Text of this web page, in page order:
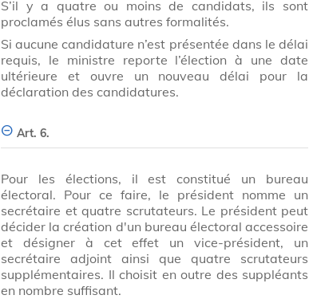
S’il y a quatre ou moins de candidats, ils sont
proclamés élus sans autres formalités.
Si aucune candidature n’est présentée dans le délai
requis, le ministre reporte l’élection à une date
ultérieure et ouvre un nouveau délai pour la
déclaration des candidatures.
Art. 6.
Pour les élections, il est constitué un bureau
électoral. Pour ce faire, le président nomme un
secrétaire et quatre scrutateurs. Le président peut
décider la création d'un bureau électoral accessoire
et désigner à cet effet un vice-président, un
secrétaire adjoint ainsi que quatre scrutateurs
supplémentaires. Il choisit en outre des suppléants
en nombre suffisant.